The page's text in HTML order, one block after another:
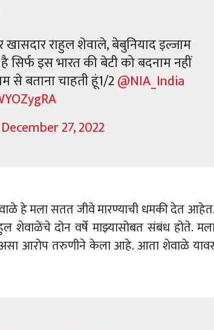
राहुल शेवाले, बेबुनियाद इल्जाम
सिर्फ इस भारत की बेटी को बदनाम नहीं
से बताना चाहती हूं1/2@NIA_India
December 27, 2022
हे मला सतत जीवे मारण्याची धमकी देत आहेत.
शेवाळेंचे दोन वर्षे माझ्यासोबत संबंध होते.
आरोप तरुणीने केला आहे. आता शेवाळे